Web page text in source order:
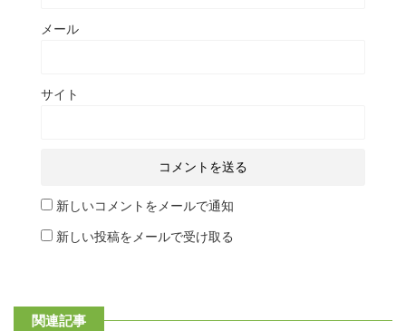
メール
サイト
新しいコメントをメールで通知
新しい投稿をメールで受け取る
関連記事